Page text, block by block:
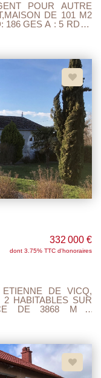
POUR AUTRE
DE 101 M2
AVEC WC DE 3.91
FAISANT OFFICE
LA POSSIBILITE DE
. DOUBLE
POELE A
332 000 €
dont 3.75% TTC d'honoraires
DE VICQ,
SUR
DE 3868 M 2
SALLE DE DOUCHE
LES COMBLES
TOITURE EST
SEJOUR,